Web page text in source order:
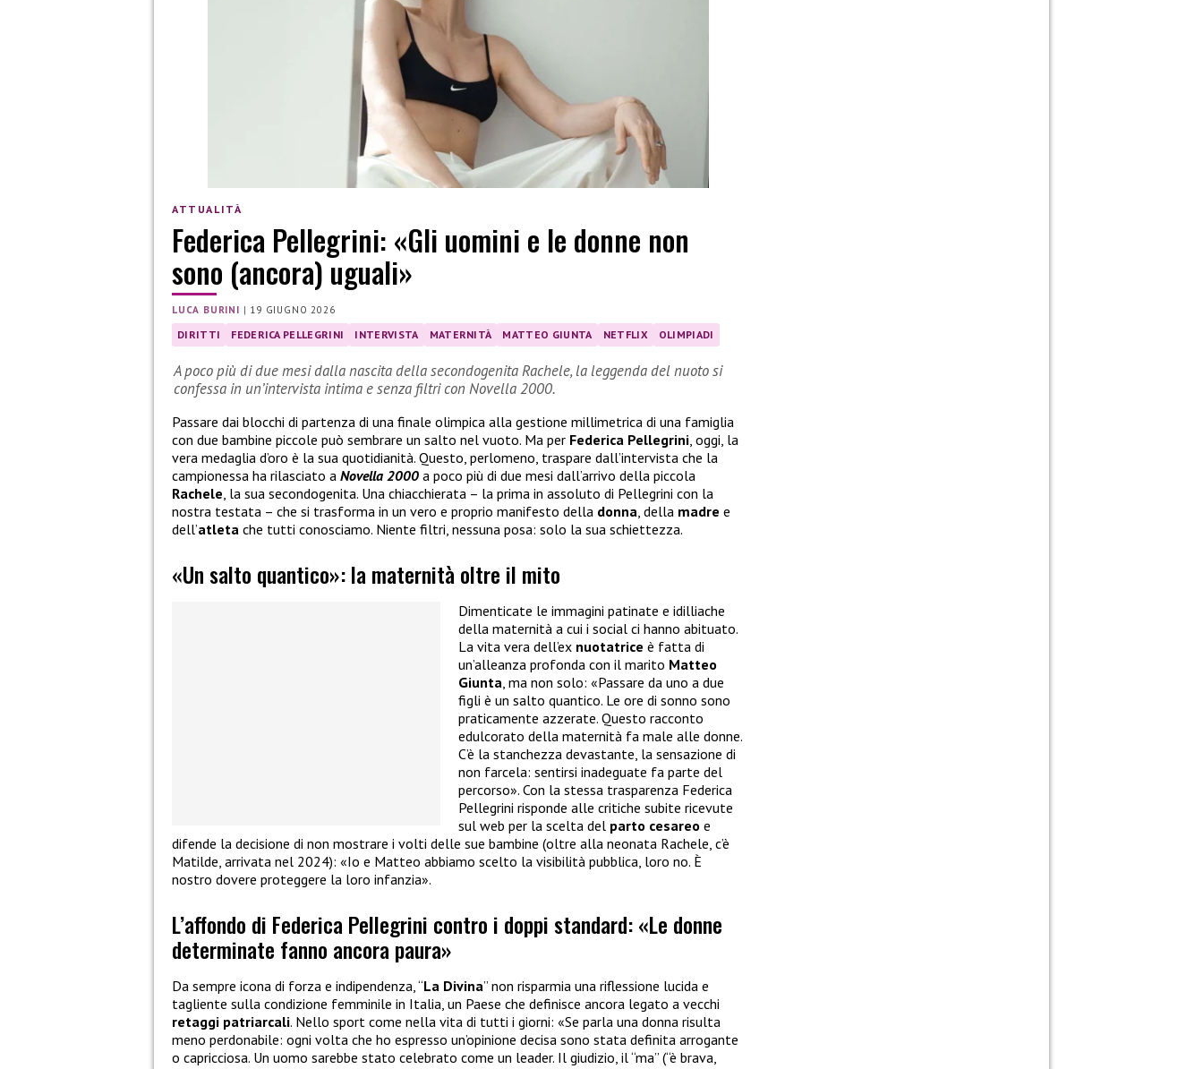
ATTUALITÀ
Federica Pellegrini: «Gli uomini e le donne non
sono (ancora) uguali»
LUCA BURINI | 19 GIUGNO 2026
DIRITTI FEDERICA PELLEGRINI INTERVISTA MATERNITÀ MATTEO GIUNTA NETFLIX OLIMPIADI
A poco più di due mesi dalla nascita della secondogenita Rachele, la leggenda del nuoto si
confessa in un’intervista intima e senza filtri con Novella 2000.
Passare dai blocchi di partenza di una finale olimpica alla gestione millimetrica di una famiglia
con due bambine piccole può sembrare un salto nel vuoto. Ma per Federica Pellegrini , oggi, la
vera medaglia d’oro è la sua quotidianità. Questo, perlomeno, traspare dall’intervista che la
campionessa ha rilasciato a Novella 2000 a poco più di due mesi dall’arrivo della piccola
Rachele , la sua secondogenita. Una chiacchierata – la prima in assoluto di Pellegrini con la
nostra testata – che si trasforma in un vero e proprio manifesto della donna , della madre e
dell’atleta che tutti conosciamo. Niente filtri, nessuna posa: solo la sua schiettezza.
«Un salto quantico»: la maternità oltre il mito
Dimenticate le immagini patinate e idilliache
della maternità a cui i social ci hanno abituato.
La vita vera dell’ex nuotatrice è fatta di
un’alleanza profonda con il marito Matteo
Giunta, ma non solo: «Passare da uno a due
figli è un salto quantico. Le ore di sonno sono
praticamente azzerate. Questo racconto
edulcorato della maternità fa male alle donne.
C’è la stanchezza devastante, la sensazione di
non farcela: sentirsi inadeguate fa parte del
percorso». Con la stessa trasparenza Federica
Pellegrini risponde alle critiche subite ricevute
sul web per la scelta del parto cesareo e
difende la decisione di non mostrare i volti delle sue bambine (oltre alla neonata Rachele, c’è
Matilde, arrivata nel 2024): «Io e Matteo abbiamo scelto la visibilità pubblica, loro no. È
nostro dovere proteggere la loro infanzia».
L’affondo di Federica Pellegrini contro i doppi standard: «Le donne
determinate fanno ancora paura»
Da sempre icona di forza e indipendenza, “La Divina” non risparmia una riflessione lucida e
tagliente sulla condizione femminile in Italia, un Paese che definisce ancora legato a vecchi
retaggi patriarcali. Nello sport come nella vita di tutti i giorni: «Se parla una donna risulta
meno perdonabile: ogni volta che ho espresso un’opinione decisa sono stata definita arrogante
o capricciosa. Un uomo sarebbe stato celebrato come un leader. Il giudizio, il “ma” (“è brava,